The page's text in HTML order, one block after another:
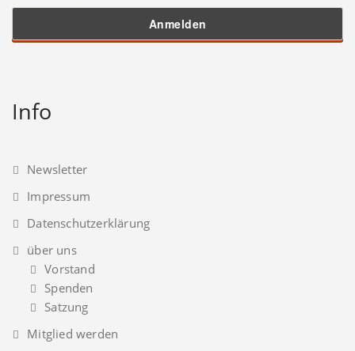
Info
Newsletter
Impressum
Datenschutzerklärung
über uns
Vorstand
Spenden
Satzung
Mitglied werden